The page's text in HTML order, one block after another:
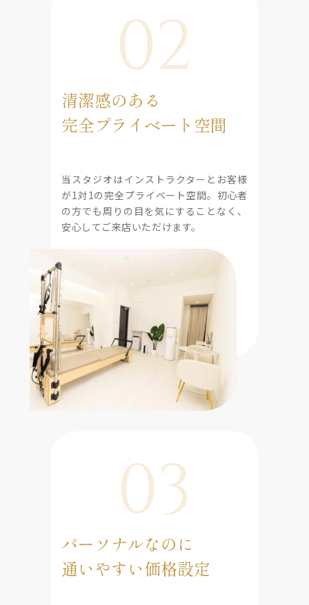
清潔感のある
完全プライベート空間
02
当スタジオはインストラクターとお客様
が1対1の完全プライベート空間。初心者
の方でも周りの目を気にすることなく、
安心してご来店いただけます。
パーソナルなのに
通いやすい価格設定
03